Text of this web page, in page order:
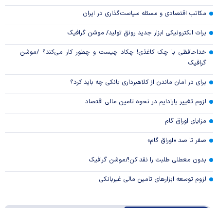
مکاتب اقتصادی و مسئله سیاست‌گذاری در ایران
برات الکترونیکی ابزار جدید رونق تولید/ موشن گرافیک
خداحافظی با چک کاغذی! چکاد چیست و چطور کار می‌کند؟ /موشن
گرافیک
برای در امان ماندن از کلاهبرداری بانکی چه باید کرد؟
لزوم تغییر پارادایم در نحوه تامین مالی اقتصاد
مزایای اوراق گام
صفر تا صد «اوراق گام»
بدون معطلی طلبت را نقد کن!/موشن گرافیک
لزوم توسعه ابزارهای تامین مالی غیربانکی